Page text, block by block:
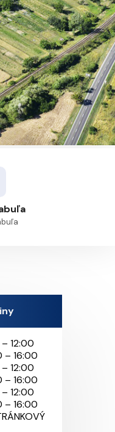
12:00
– 16:00
12:00
– 16:00
12:00
– 16:00